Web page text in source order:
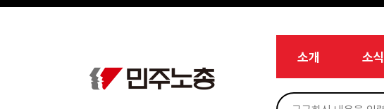
메뉴 건너뛰기
소개 소식
Sketchbook5, 스케치북5